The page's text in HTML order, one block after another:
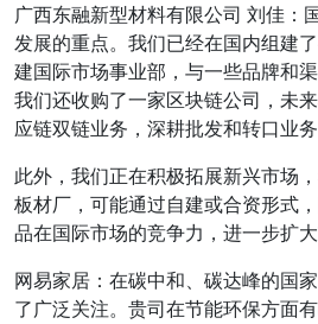
广西东融新型材料有限公司 刘佳：
发展的重点。我们已经在国内组建
建国际市场事业部，与一些品牌和
我们还收购了一家区块链公司，未
应链双链业务，深耕批发和转口业务
此外，我们正在积极拓展新兴市场
板材厂，可能通过自建或合资形式
品在国际市场的竞争力，进一步扩大
网易家居：在碳中和、碳达峰的国
了广泛关注。贵司在节能环保方面